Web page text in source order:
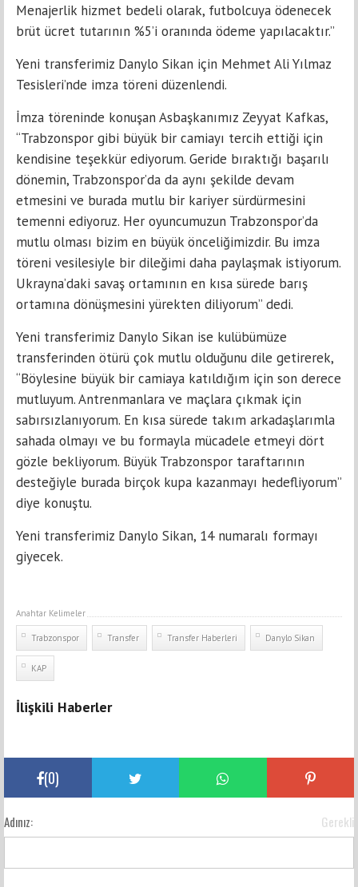
Menajerlik hizmet bedeli olarak, futbolcuya ödenecek
brüt ücret tutarının %5’i oranında ödeme yapılacaktır.”
Yeni transferimiz Danylo Sikan için Mehmet Ali Yılmaz
Tesisleri’nde imza töreni düzenlendi.
İmza töreninde konuşan Asbaşkanımız Zeyyat Kafkas,
“Trabzonspor gibi büyük bir camiayı tercih ettiği için
kendisine teşekkür ediyorum. Geride bıraktığı başarılı
dönemin, Trabzonspor’da da aynı şekilde devam
etmesini ve burada mutlu bir kariyer sürdürmesini
temenni ediyoruz. Her oyuncumuzun Trabzonspor’da
mutlu olması bizim en büyük önceliğimizdir. Bu imza
töreni vesilesiyle bir dileğimi daha paylaşmak istiyorum.
Ukrayna’daki savaş ortamının en kısa sürede barış
ortamına dönüşmesini yürekten diliyorum” dedi.
Yeni transferimiz Danylo Sikan ise kulübümüze
transferinden ötürü çok mutlu olduğunu dile getirerek,
“Böylesine büyük bir camiaya katıldığım için son derece
mutluyum. Antrenmanlara ve maçlara çıkmak için
sabırsızlanıyorum. En kısa sürede takım arkadaşlarımla
sahada olmayı ve bu formayla mücadele etmeyi dört
gözle bekliyorum. Büyük Trabzonspor taraftarının
desteğiyle burada birçok kupa kazanmayı hedefliyorum”
diye konuştu.
Yeni transferimiz Danylo Sikan, 14 numaralı formayı
giyecek.
Anahtar Kelimeler
Trabzonspor Transfer Transfer Haberleri Danylo Sikan
KAP
İlişkili Haberler
(0)
Adınız: Gerekli